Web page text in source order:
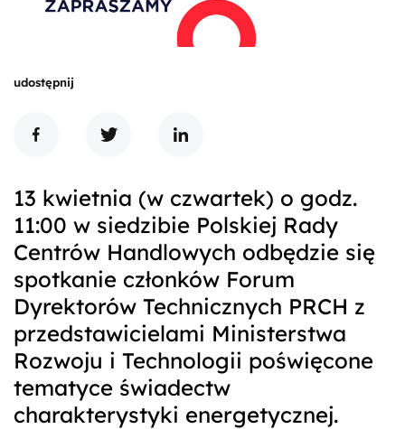
udostępnij
13 kwietnia (w czwartek) o godz.
11:00 w siedzibie Polskiej Rady
Centrów Handlowych odbędzie się
spotkanie członków Forum
Dyrektorów Technicznych PRCH z
przedstawicielami Ministerstwa
Rozwoju i Technologii poświęcone
tematyce świadectw
charakterystyki energetycznej.